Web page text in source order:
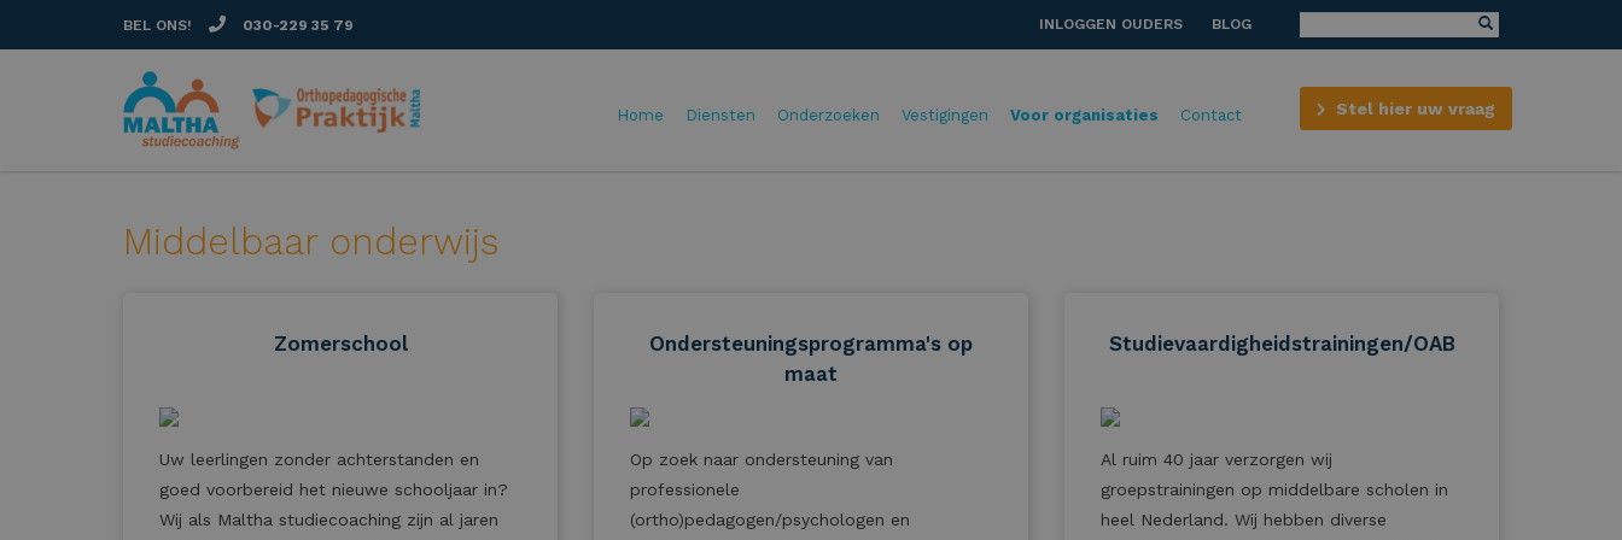
BEL ONS! 030-229 35 79 INLOGGEN OUDERS BLOG
Home Diensten Onderzoeken Vestigingen Voor organisaties Contact Stel hier uw vraag
Middelbaar onderwijs
Zomerschool
Uw leerlingen zonder achterstanden en
goed voorbereid het nieuwe schooljaar in?
Wij als Maltha studiecoaching zijn al jaren
Ondersteuningsprogramma's op
maat
Op zoek naar ondersteuning van
professionele
(ortho)pedagogen/psychologen en
Studievaardigheidstrainingen/OAB
Al ruim 40 jaar verzorgen wij
groepstrainingen op middelbare scholen in
heel Nederland. Wij hebben diverse